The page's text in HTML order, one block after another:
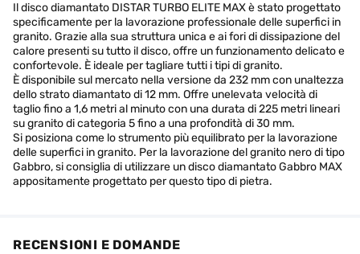
Il disco diamantato DISTAR TURBO ELITE MAX è stato progettato
specificamente per la lavorazione professionale delle superfici in
granito. Grazie alla sua struttura unica e ai fori di dissipazione del
calore presenti su tutto il disco, offre un funzionamento delicato e
confortevole. È ideale per tagliare tutti i tipi di granito.
È disponibile sul mercato nella versione da 232 mm con unaltezza
dello strato diamantato di 12 mm. Offre unelevata velocità di
taglio fino a 1,6 metri al minuto con una durata di 225 metri lineari
su granito di categoria 5 fino a una profondità di 30 mm.
Si posiziona come lo strumento più equilibrato per la lavorazione
delle superfici in granito. Per la lavorazione del granito nero di tipo
Gabbro, si consiglia di utilizzare un disco diamantato Gabbro MAX
appositamente progettato per questo tipo di pietra.
RECENSIONI E DOMANDE